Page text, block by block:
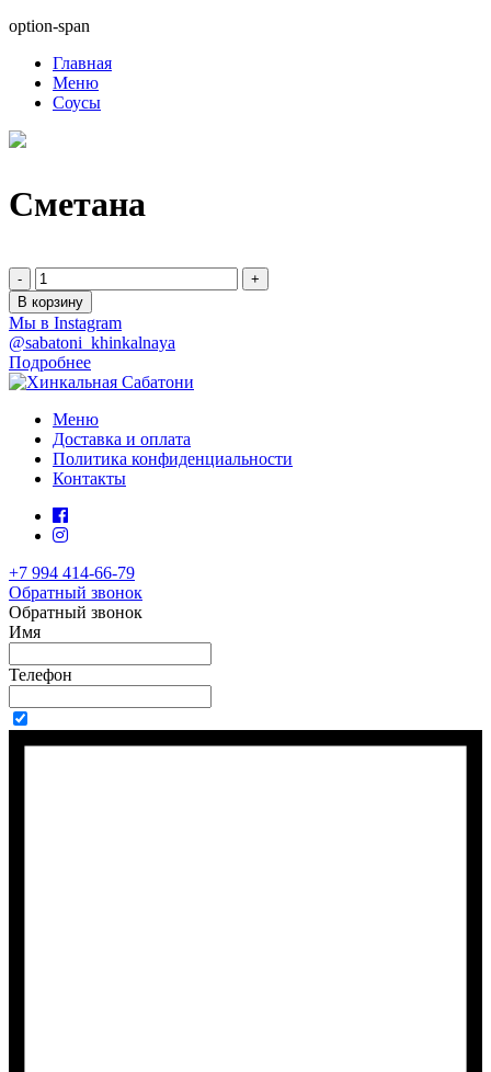
option-span
Главная
Меню
Соусы
Сметана
-
+
В корзину
Мы в Instagram
@sabatoni_khinkalnaya
Подробнее
Меню
Доставка и оплата
Политика конфиденциальности
Контакты
+7 994 414-66-79
Обратный звонок
Обратный звонок
Имя
Телефон